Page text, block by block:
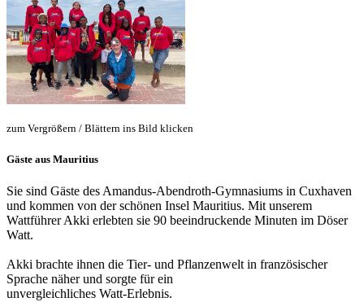
zum Vergrößern / Blättern ins Bild klicken
Gäste aus Mauritius
Sie sind Gäste des Amandus-Abendroth-Gymnasiums in Cuxhaven
und kommen von der schönen Insel Mauritius. Mit unserem
Wattführer Akki erlebten sie 90 beeindruckende Minuten im Döser
Watt.
Akki brachte ihnen die Tier- und Pflanzenwelt in französischer
Sprache näher und sorgte für ein
unvergleichliches Watt-Erlebnis.